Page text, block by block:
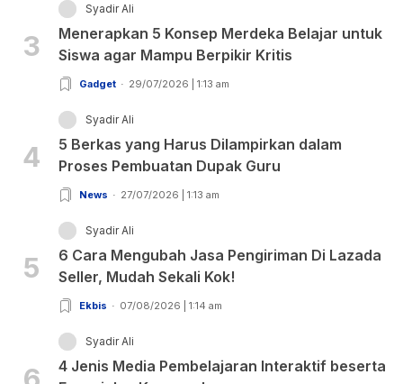
3
Syadir Ali
Menerapkan 5 Konsep Merdeka Belajar untuk
Siswa agar Mampu Berpikir Kritis
Gadget 29/07/2026 | 1:13 am
4
Syadir Ali
5 Berkas yang Harus Dilampirkan dalam
Proses Pembuatan Dupak Guru
News 27/07/2026 | 1:13 am
5
Syadir Ali
6 Cara Mengubah Jasa Pengiriman Di Lazada
Seller, Mudah Sekali Kok!
Ekbis 07/08/2026 | 1:14 am
Syadir Ali
4 Jenis Media Pembelajaran Interaktif beserta